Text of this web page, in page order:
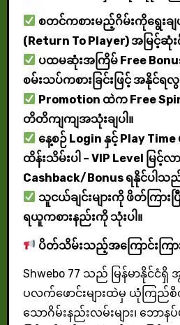
စတင်ကစားမည့်ဂိမ်းကိုရွေးချ
(Return To Player) အမြင့်ဆုံးဂိ
ပထမဆုံးအကြိမ် Free
စမ်းသပ်ကစားခြင်းဖြင့် အနိုင်ရ
Promotion ထဲက Free
တိတိကျကျအသုံးချပါ။
နေ့စဉ် Login နှင့် Play
ထိန်းသိမ်းပါ – VIP Level မြင့်လာ
Cashback/Bonus ရနိုင်ပါသ
သူငယ်ချင်းများကို ဖိတ်ကြားပ
ရယူကစားနည်းကို သုံးပါ။
ပိတ်သိမ်းသည့်အကြောင်းကြာ
Shwebo 77 သည် မြန်မာနိုင်ငံရှိ
ပလက်ဖောင်းများထဲမှ ယုံကြည်စိတ်
သောဂိမ်းနည်းလမ်းများ၊ ဘောနပ်